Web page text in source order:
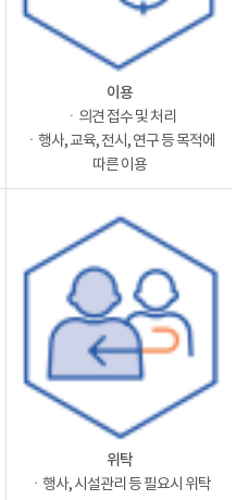
이용
ㆍ의견 접수 및 처리
ㆍ행사, 교육, 전시, 연구 등 목적에
따른 이용
위탁
ㆍ행사, 시설관리 등 필요시 위탁